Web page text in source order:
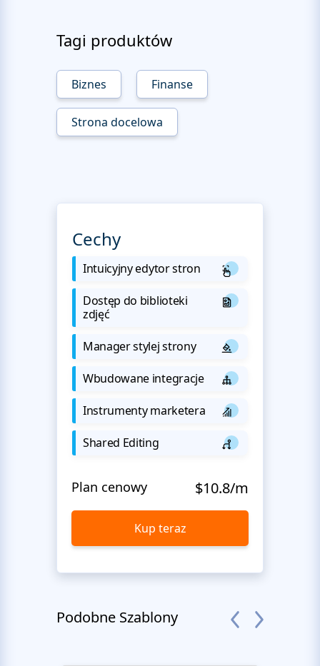
Tagi produktów
Biznes Finanse
Strona docelowa
Cechy
Intuicyjny edytor stron
Dostęp do biblioteki
zdjęć
Manager stylej strony
Wbudowane integracje
Instrumenty marketera
Shared Editing
Plan cenowy $10.8/m
Kup teraz
Podobne Szablony